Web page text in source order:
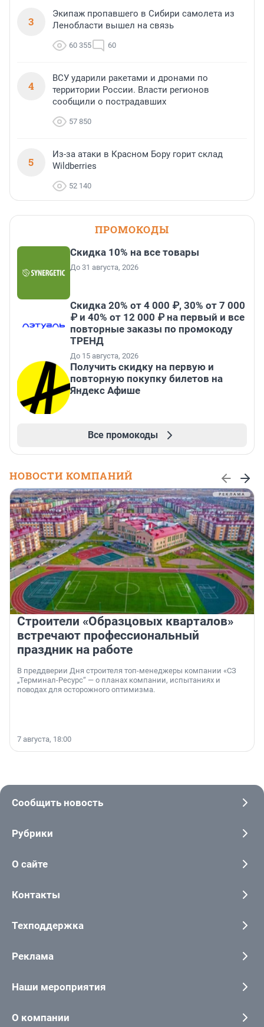
3
Экипаж пропавшего в Сибири самолета из
Ленобласти вышел на связь
60 355 60
4
ВСУ ударили ракетами и дронами по
территории России. Власти регионов
сообщили о пострадавших
57 850
5
Из-за атаки в Красном Бору горит склад
Wildberries
52 140
ПРОМОКОДЫ
Скидка 10% на все товары
До 31 августа, 2026
Скидка 20% от 4 000 ₽, 30% от 7 000
₽ и 40% от 12 000 ₽ на первый и все
повторные заказы по промокоду
ТРЕНД
До 15 августа, 2026
Получить скидку на первую и
повторную покупку билетов на
Яндекс Афише
Все промокоды
НОВОСТИ КОМПАНИЙ
Строители «Образцовых кварталов»
встречают профессиональный
праздник на работе
В преддверии Дня строителя топ-менеджеры компании «СЗ
„Терминал-Ресурс“ — о планах компании, испытаниях и
поводах для осторожного оптимизма.
7 августа, 18:00
Сообщить новость
Рубрики
О сайте
Контакты
Техподдержка
Реклама
Наши мероприятия
О компании